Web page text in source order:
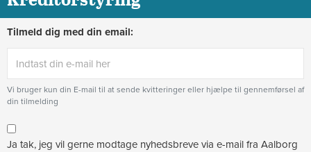
Tilmeld dig med din email:
Vi bruger kun din E-mail til at sende kvitteringer eller hjælpe til gennemførsel af
din tilmelding
Ja tak, jeg vil gerne modtage nyhedsbreve via e-mail fra Aalborg